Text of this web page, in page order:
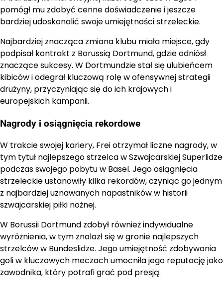
pomógł mu zdobyć cenne doświadczenie i jeszcze
bardziej udoskonalić swoje umiejętności strzeleckie.
Najbardziej znacząca zmiana klubu miała miejsce, gdy
podpisał kontrakt z Borussią Dortmund, gdzie odniósł
znaczące sukcesy. W Dortmundzie stał się ulubieńcem
kibiców i odegrał kluczową rolę w ofensywnej strategii
drużyny, przyczyniając się do ich krajowych i
europejskich kampanii.
Nagrody i osiągnięcia rekordowe
W trakcie swojej kariery, Frei otrzymał liczne nagrody, w
tym tytuł najlepszego strzelca w Szwajcarskiej Superlidze
podczas swojego pobytu w Basel. Jego osiągnięcia
strzeleckie ustanowiły kilka rekordów, czyniąc go jednym
z najbardziej uznawanych napastników w historii
szwajcarskiej piłki nożnej.
W Borussii Dortmund zdobył również indywidualne
wyróżnienia, w tym znalazł się w gronie najlepszych
strzelców w Bundeslidze. Jego umiejętność zdobywania
goli w kluczowych meczach umocniła jego reputację jako
zawodnika, który potrafi grać pod presją.